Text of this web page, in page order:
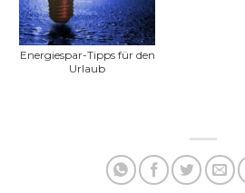
Energiespar-Tipps für den
Urlaub